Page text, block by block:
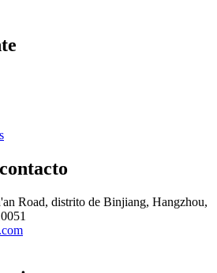
Road, distrito de Binjiang, Hangzhou,